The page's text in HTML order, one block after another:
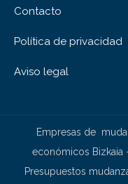
Contacto
Política de privacidad
Aviso legal
Empresas de
económicos Bizkaia
Presupuestos